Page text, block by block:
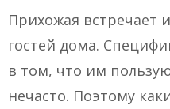
Прихожая встречает
гостей дома.
в том, что им
нечасто. Поэтому